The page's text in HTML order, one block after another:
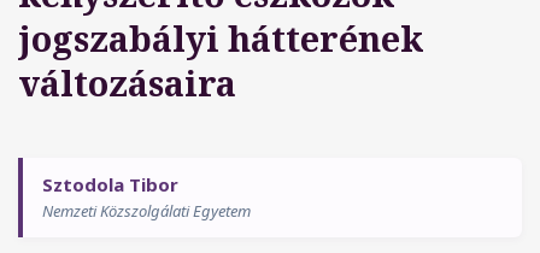
jogszabályi hátterének
változásaira
Sztodola Tibor
Nemzeti Közszolgálati Egyetem